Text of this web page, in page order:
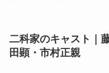
二科家のキャスト｜
田顕・市村正親